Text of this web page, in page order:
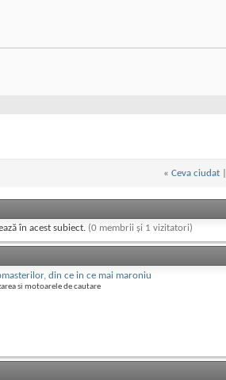
« Ceva ciudat|
în acest subiect. (0 membrii și 1 vizitatori)
din ce in ce mai maroniu
si motoarele de cautare